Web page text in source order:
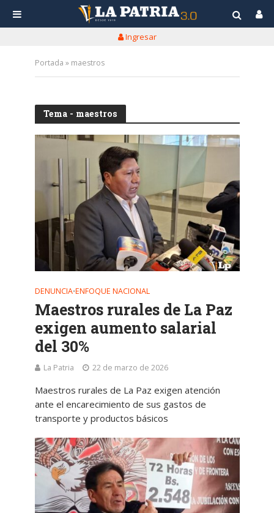
Ingresar
Portada » maestros
Tema - maestros
DENUNCIA•ENFOQUE NACIONAL
Maestros rurales de La Paz
exigen aumento salarial
del 30%
La Patria 22 de marzo de 2026
Maestros rurales de La Paz exigen atención
ante el encarecimiento de sus gastos de
transporte y productos básicos